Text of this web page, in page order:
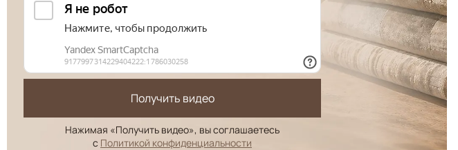
Получить видео
Нажимая «Получить видео», вы соглашаетесь
с Политикой конфиденциальности